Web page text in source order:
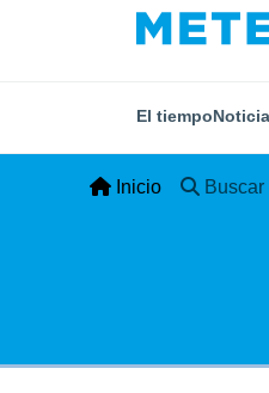
El tiempo
Inicio Buscar